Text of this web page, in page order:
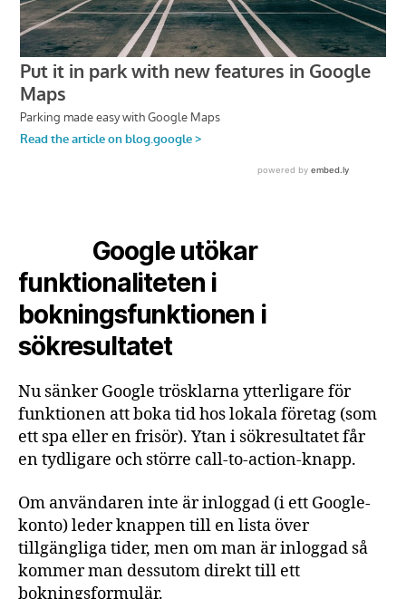
Google utökar
funktionaliteten i
bokningsfunktionen i
sökresultatet
Nu sänker Google trösklarna ytterligare för
funktionen att boka tid hos lokala företag (som
ett spa eller en frisör). Ytan i sökresultatet får
en tydligare och större call-to-action-knapp.
Om användaren inte är inloggad (i ett Google-
konto) leder knappen till en lista över
tillgängliga tider, men om man är inloggad så
kommer man dessutom direkt till ett
bokningsformulär.